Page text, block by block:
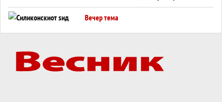
американска копнена инвазија
Вечер тема
Вечер тема
Трамп тврди дека повторно „разговара“